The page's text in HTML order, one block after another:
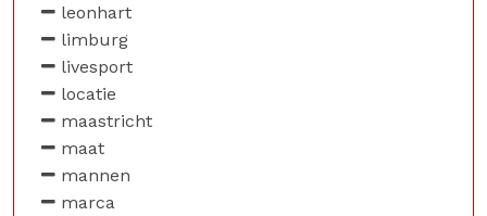
leonhart
limburg
livesport
locatie
maastricht
maat
mannen
marca